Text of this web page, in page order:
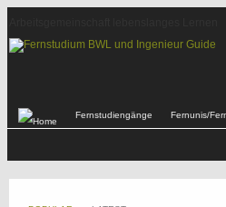
Fernstudiengänge Fernunis/